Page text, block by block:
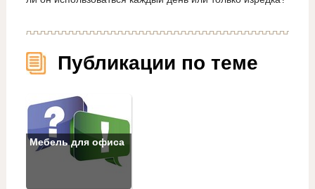
Публикации по теме
Мебель для офиса